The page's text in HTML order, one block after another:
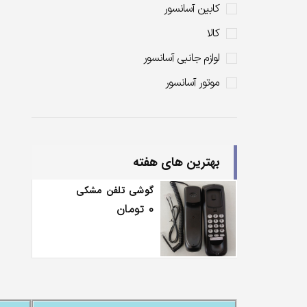
کابین آسانسور
کالا
لوازم جانبی آسانسور
موتور آسانسور
بهترین های هفته
گوشی تلفن مشکی
0 تومان